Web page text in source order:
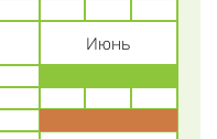
Июнь